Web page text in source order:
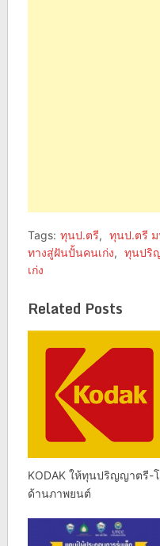
Tags: ทุนป.ตรี, ทุนป.ตรี
ทางสู่ฝันปั้นคนเก่ง, ทุนปริ
เก่ง
Related Posts
KODAK ให้ทุนปริญญาตรี-
ด้านภาพยนต์